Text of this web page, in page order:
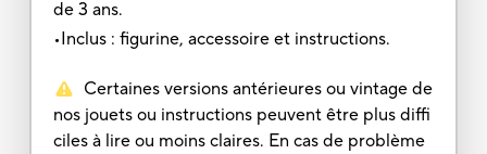
de 3 ans.
•Inclus : figurine, accessoire et instructions.
Certaines versions antérieures ou vintage de
nos jouets ou instructions peuvent être plus diffi
ciles à lire ou moins claires. En cas de problème